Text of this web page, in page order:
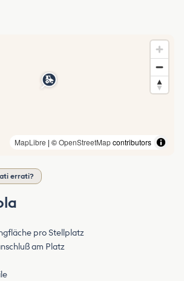
MapLibre | ©OpenStreetMapcontributors
errati?
pro Stellplatz
am Platz